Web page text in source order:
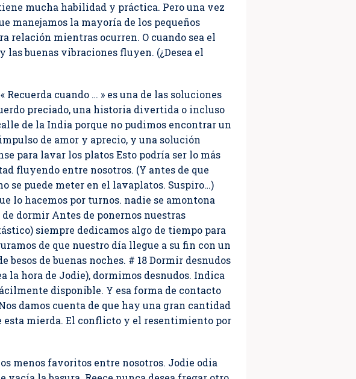
mucha habilidad y práctica. Pero una vez
manejamos la mayoría de los pequeños
relación mientras ocurren. O cuando sea el
buenas vibraciones fluyen. (¿Desea el
Recuerda cuando … » es una de las soluciones
preciado, una historia divertida o incluso
de la India porque no pudimos encontrar un
de amor y aprecio, y una solución
para lavar los platos Esto podría ser lo más
fluyendo entre nosotros. (Y antes de que
se puede meter en el lavaplatos. Suspiro…)
lo hacemos por turnos. nadie se amontona
dormir Antes de ponernos nuestras
siempre dedicamos algo de tiempo para
de que nuestro día llegue a su fin con un
de buenas noches. # 18 Dormir desnudos
la hora de Jodie), dormimos desnudos. Indica
disponible. Y esa forma de contacto
damos cuenta de que hay una gran cantidad
esta mierda. El conflicto y el resentimiento por
menos favoritos entre nosotros. Jodie odia